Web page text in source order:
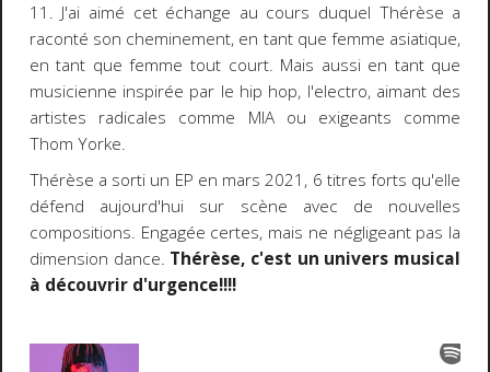
11. J'ai aimé cet échange au cours duquel Thérèse a
raconté son cheminement, en tant que femme asiatique,
en tant que femme tout court. Mais aussi en tant que
musicienne inspirée par le hip hop, l'electro, aimant des
artistes radicales comme MIA ou exigeants comme
Thom Yorke.
Thérèse a sorti un EP en mars 2021, 6 titres forts qu'elle
défend aujourd'hui sur scène avec de nouvelles
compositions. Engagée certes, mais ne négligeant pas la
dimension dance. Thérèse, c'est un univers musical
à découvrir d'urgence!!!!